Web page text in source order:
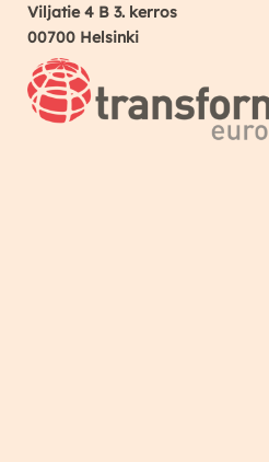
Viljatie 4 B 3. kerros
00700 Helsinki